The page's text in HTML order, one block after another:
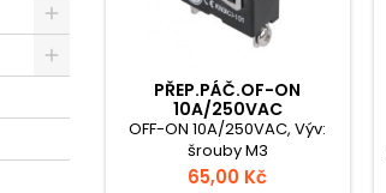
PŘEP.PÁČ.OF-ON
10A/250VAC
OFF-ON 10A/250VAC, Výv:
šrouby M3
Cena
65,00 Kč